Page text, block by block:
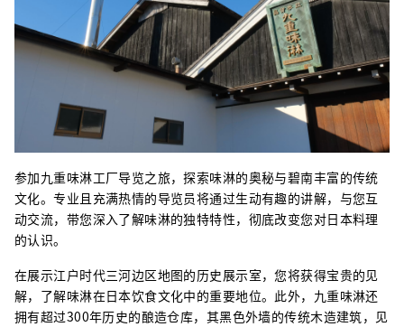
参加九重味淋工厂导览之旅，探索味淋的奥秘与碧南丰富的传统
文化。专业且充满热情的导览员将通过生动有趣的讲解，与您互
动交流，带您深入了解味淋的独特特性，彻底改变您对日本料理
的认识。
在展示江户时代三河边区地图的历史展示室，您将获得宝贵的见
解，了解味淋在日本饮食文化中的重要地位。此外，九重味淋还
拥有超过300年历史的酿造仓库，其黑色外墙的传统木造建筑，见